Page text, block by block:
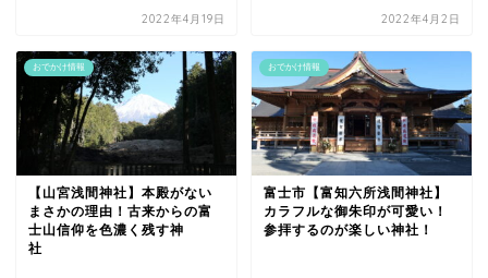
2022年4月19日 2022年4月2日
おでかけ情報
【山宮浅間神社】本殿がない
まさかの理由！古来からの富
士山信仰を色濃く残す神
社
おでかけ情報
富士市【富知六所浅間神社】
カラフルな御朱印が可愛い！
参拝するのが楽しい神社！